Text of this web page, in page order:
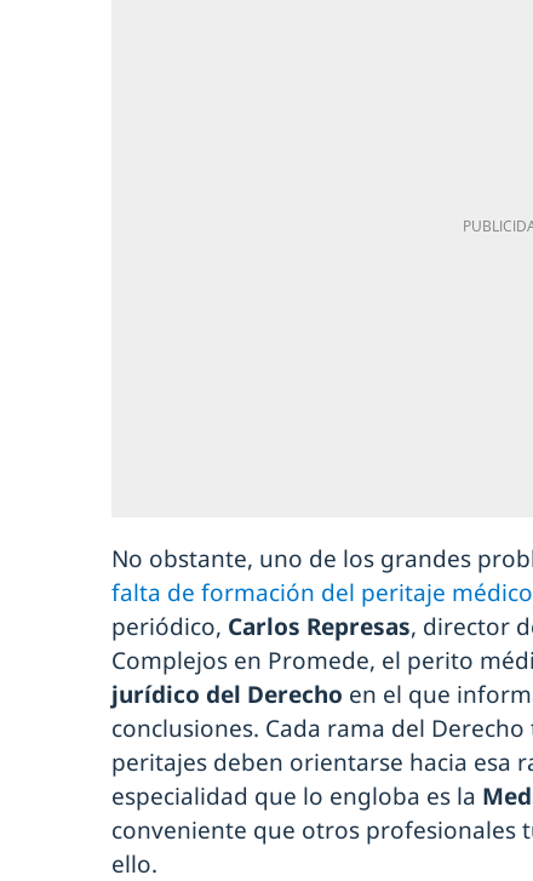
No obstante, uno de los grandes
falta de formación del peritaje médico
periódico, Carlos Represas, director
Complejos en Promede, el perito
jurídico del Derecho en el que
conclusiones. Cada rama del
peritajes deben orientarse hacia esa
especialidad que lo engloba es la
conveniente que otros profesionales
ello.